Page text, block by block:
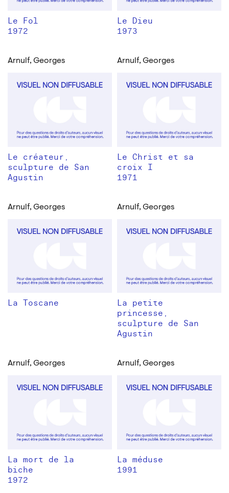
Le Fol
1972
Le Dieu
1973
Arnulf, Georges
Le créateur,
sculpture de San
Agustin
Arnulf, Georges
Le Christ et sa
croix I
1971
Arnulf, Georges
La Toscane
Arnulf, Georges
La petite
princesse,
sculpture de San
Agustin
Arnulf, Georges
La mort de la
biche
1972
Arnulf, Georges
La méduse
1991